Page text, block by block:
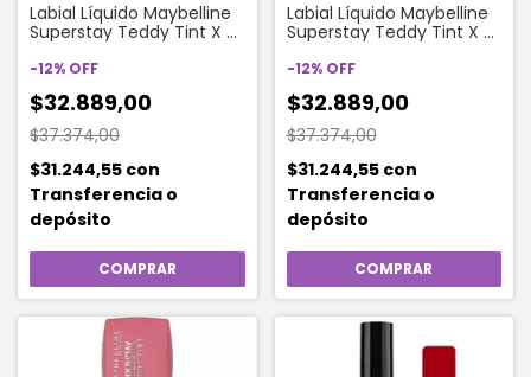
Labial Líquido Maybelline
Superstay Teddy Tint X 5
-12% OFF
$32.889,00
$37.374,00
$31.244,55 con
Transferencia o
depósito
Labial Líquido Maybelline
Superstay Teddy Tint X 5
-12% OFF
$32.889,00
$37.374,00
$31.244,55 con
Transferencia o
depósito